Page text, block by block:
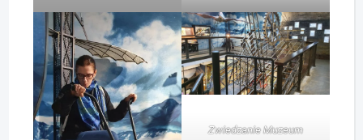
Zwiedzanie Muzeum